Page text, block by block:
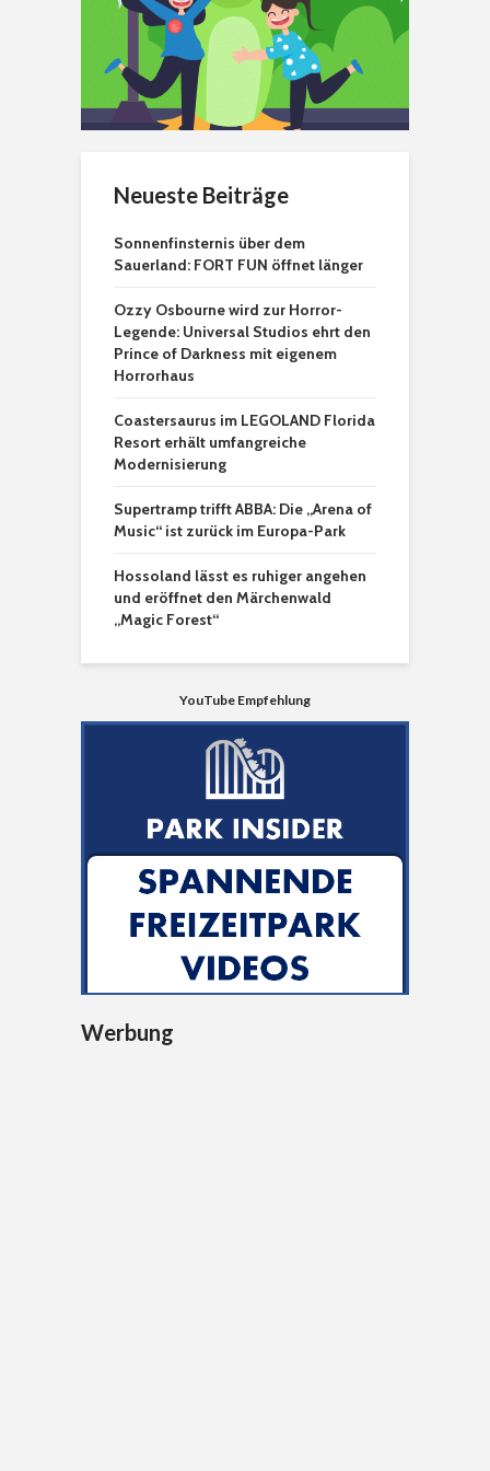
Neueste Beiträge
Sonnenfinsternis über dem
Sauerland: FORT FUN öffnet länger
Ozzy Osbourne wird zur Horror-
Legende: Universal Studios ehrt den
Prince of Darkness mit eigenem
Horrorhaus
Coastersaurus im LEGOLAND Florida
Resort erhält umfangreiche
Modernisierung
Supertramp trifft ABBA: Die „Arena of
Music“ ist zurück im Europa-Park
Hossoland lässt es ruhiger angehen
und eröffnet den Märchenwald
„Magic Forest“
YouTube Empfehlung
Werbung